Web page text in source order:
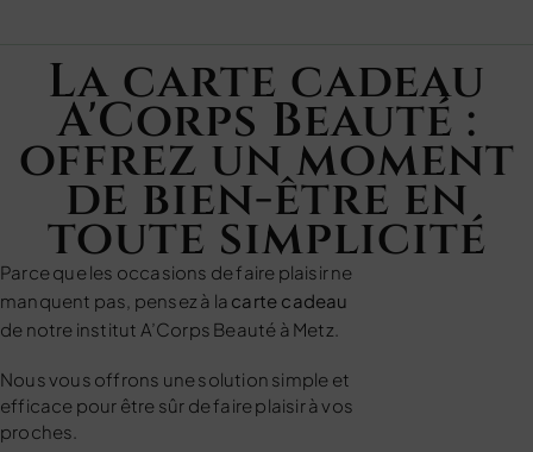
La carte cadeau
A'Corps Beauté :
offrez un moment
de bien-être en
toute simplicité
Parce que les occasions de faire plaisir ne
manquent pas, pensez à la carte cadeau
de notre institut A’Corps Beauté à Metz.
Nous vous offrons une solution simple et
efficace pour être sûr de faire plaisir à vos
proches.